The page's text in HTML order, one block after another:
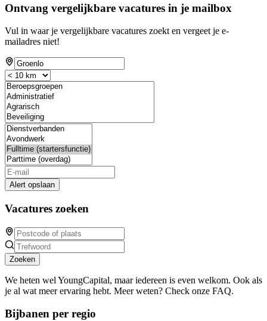
Ontvang vergelijkbare vacatures in je mailbox
Vul in waar je vergelijkbare vacatures zoekt en vergeet je e-
mailadres niet!
Alert opslaan
Vacatures zoeken
Zoeken
We heten wel YoungCapital, maar iedereen is even welkom. Ook als
je al wat meer ervaring hebt. Meer weten? Check onze FAQ.
Bijbanen per regio